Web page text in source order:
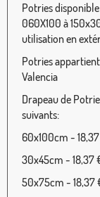
Potries
060X100 à
utilisation en
Potries
Valencia
Drapeau de
suivants:
60x100cm -
30x45cm - 18,37
50x75cm - 18,37